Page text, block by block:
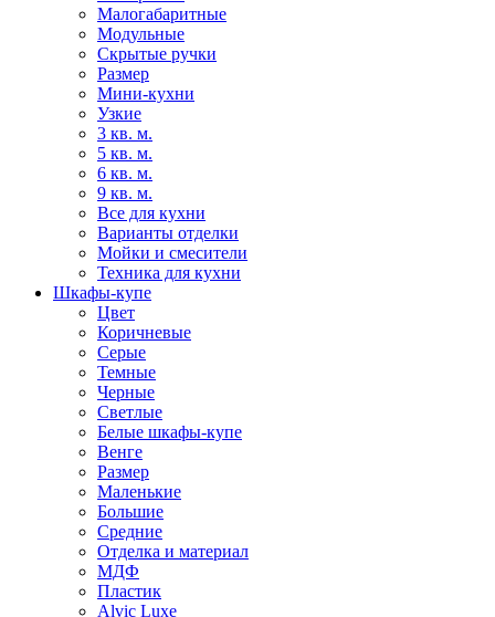
Малогабаритные
Модульные
Скрытые ручки
Размер
Мини-кухни
Узкие
3 кв. м.
5 кв. м.
6 кв. м.
9 кв. м.
Все для кухни
Варианты отделки
Мойки и смесители
Техника для кухни
Шкафы-купе
Цвет
Коричневые
Серые
Темные
Черные
Светлые
Белые шкафы-купе
Венге
Размер
Маленькие
Большие
Средние
Отделка и материал
МДФ
Пластик
Alvic Luxe